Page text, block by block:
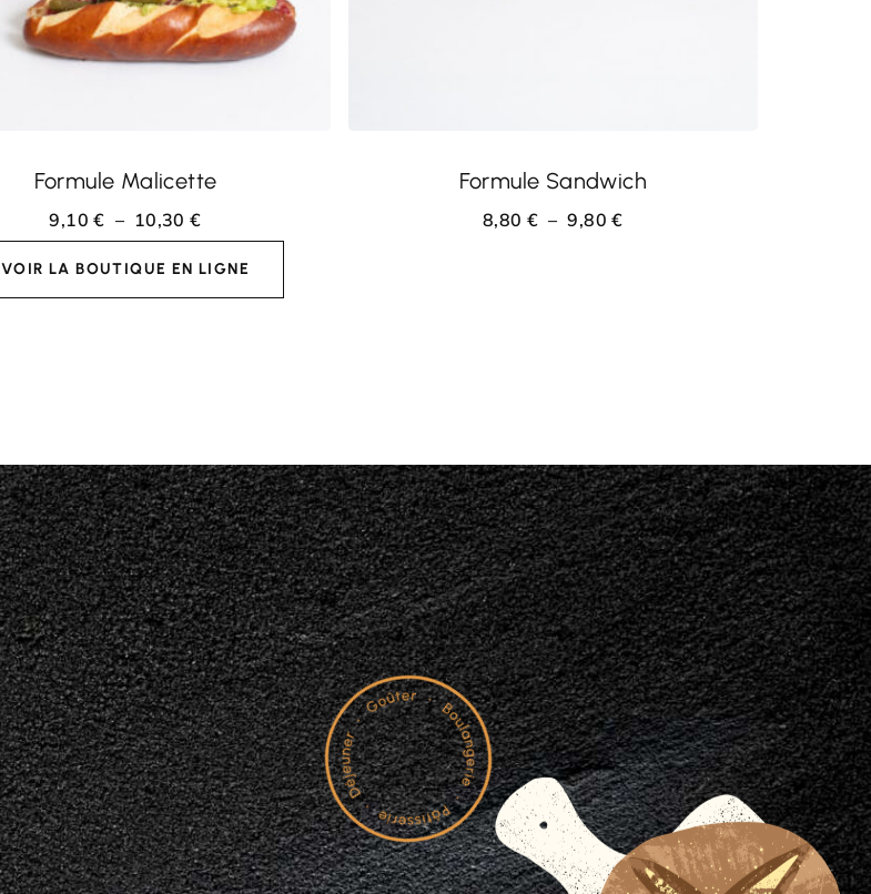
Formule Malicette
9,10€ – 10,30€
Formule Sandwich
8,80 € – 9,80€
VOIR LA BOUTIQUE EN LIGNE